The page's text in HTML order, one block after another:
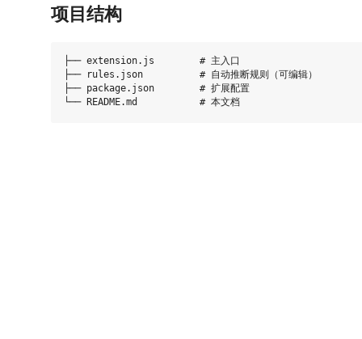
项目结构
├── extension.js        # 主入口
├── rules.json          # 自动推断规则（可编辑）
├── package.json        # 扩展配置